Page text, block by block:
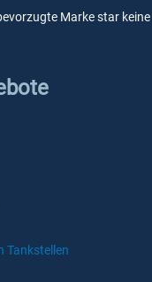
Marke star
Tankstellen